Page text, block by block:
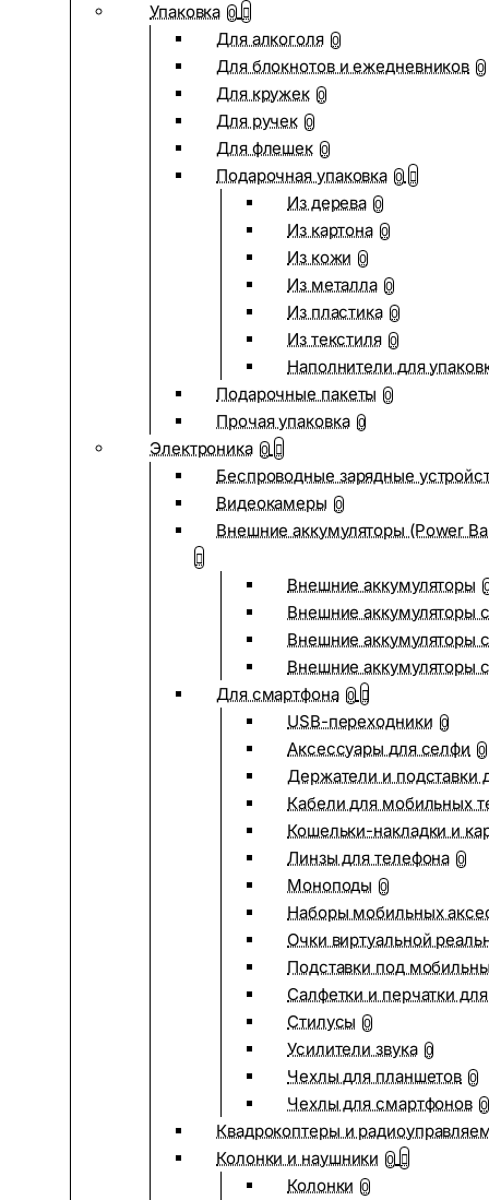
Упаковка 0
Для алкоголя 0
Для блокнотов и ежедневников 0
Для кружек 0
Для ручек 0
Для флешек 0
Подарочная упаковка 0
Из дерева 0
Из картона 0
Из кожи 0
Из металла 0
Из пластика 0
Из текстиля 0
Наполнители для
Подарочные пакеты 0
Прочая упаковка 0
Электроника 0
Беспроводные зарядные
Видеокамеры 0
Внешние аккумуляторы (Power
Внешние аккумуляторы
Внешние аккумуляторы
Внешние аккумуляторы
Внешние аккумуляторы
Для смартфона 0
USB-переходники 0
Аксессуары для селфи 0
Держатели и подставки
Кабели для мобильных
Кошельки-накладки и
Линзы для телефона 0
Моноподы 0
Наборы мобильных
Очки виртуальной
Подставки под
Салфетки и перчатки
Стилусы 0
Усилители звука 0
Чехлы для планшетов 0
Чехлы для смартфонов 0
Квадрокоптеры и
Колонки и наушники 0
Колонки 0